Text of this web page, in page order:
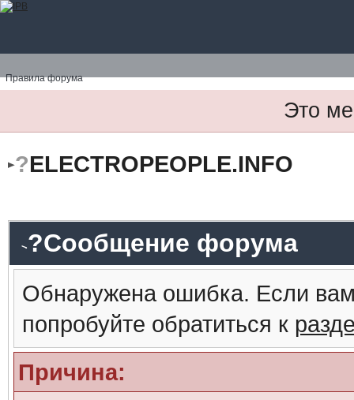
Правила форума
Это
?ELECTROPEOPLE.INFO
?Сообщение форума
Обнаружена ошибка. Если
попробуйте обратиться к
Причина: